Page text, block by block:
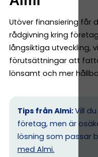
Utöver finansiering får
rådgivning kring
långsiktiga utveckling,
förutsättningar att
lönsamt och mer
Tips från Almi:Vill
företag, men är
lösning som passar
med Almi.